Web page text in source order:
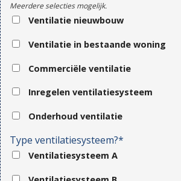
Meerdere selecties mogelijk.
Ventilatie nieuwbouw
Ventilatie in bestaande woning
Commerciële ventilatie
Inregelen ventilatiesysteem
Onderhoud ventilatie
Type ventilatiesysteem?*
Ventilatiesysteem A